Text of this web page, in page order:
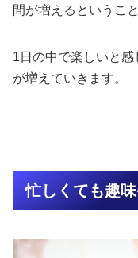
間が増えるということ
1日の中で楽しいと
が増えていきます。
忙しくても趣